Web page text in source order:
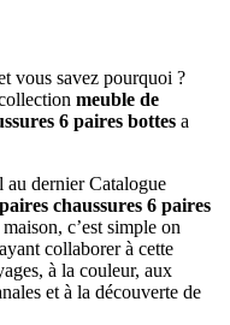
vous savez pourquoi ?
meuble de
6 paires bottes a
dernier Catalogue
chaussures 6 paires
c’est simple on
collaborer à cette
à la couleur, aux
et à la découverte de